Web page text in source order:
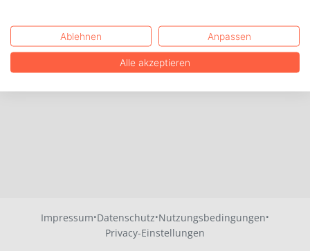
Impressum·Datenschutz·Nutzungsbedingungen·
Privacy-Einstellungen
Ablehnen Anpassen
Alle akzeptieren